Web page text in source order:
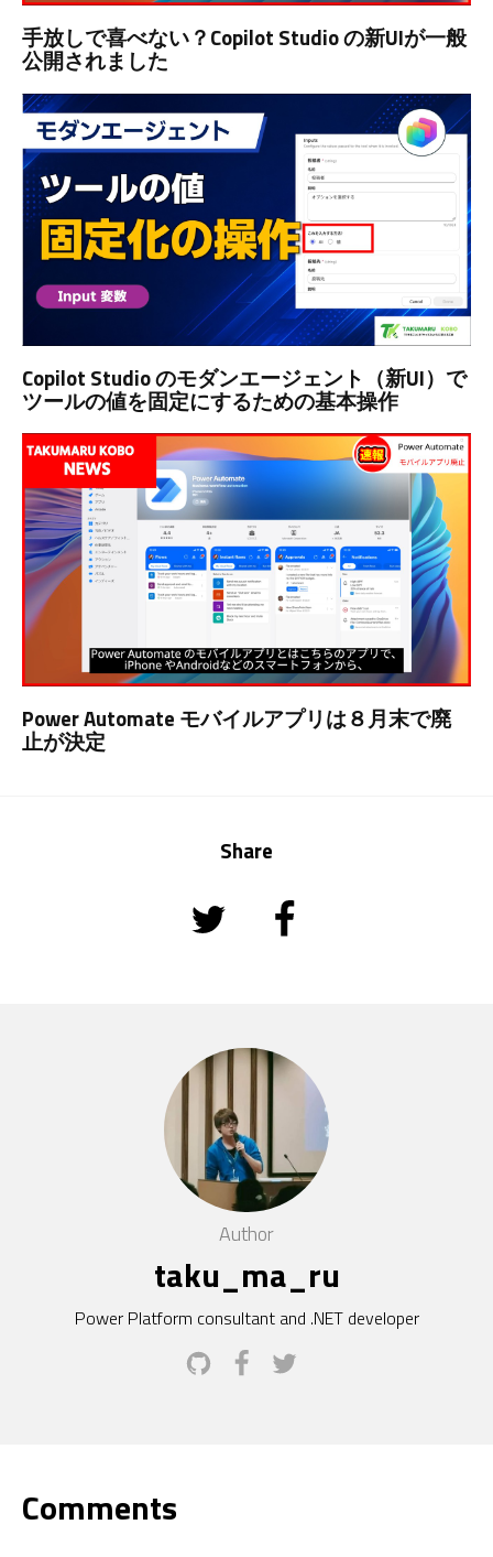
手放しで喜べない？Copilot Studio の新UIが一般
公開されました
Copilot Studio のモダンエージェント（新UI）で
ツールの値を固定にするための基本操作
Power Automate モバイルアプリは８月末で廃
止が決定
Share
Author
taku_ma_ru
Power Platform consultant and .NET developer
Comments